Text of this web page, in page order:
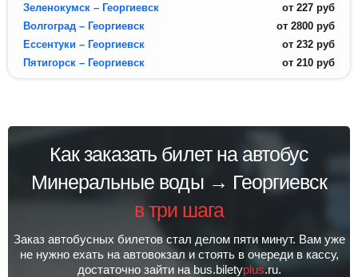
Зеленокумск – Георгиевск
от 227 руб
Волгоград – Георгиевск
от 2800 руб
Ессентуки – Георгиевск
от 232 руб
Пятигорск – Георгиевск
от 210 руб
Как заказать билет на автобус
Минеральные воды → Георгиевск
в три шага
Заказ автобусных билетов стал делом пяти минут. Вам уже
не нужно ехать на автовокзал и стоять в очереди в кассу,
достаточно зайти на bus.biletyplus.ru.